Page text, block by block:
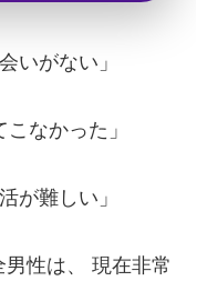
いがない」
なかった」
が難しい」
性は、 現在非常